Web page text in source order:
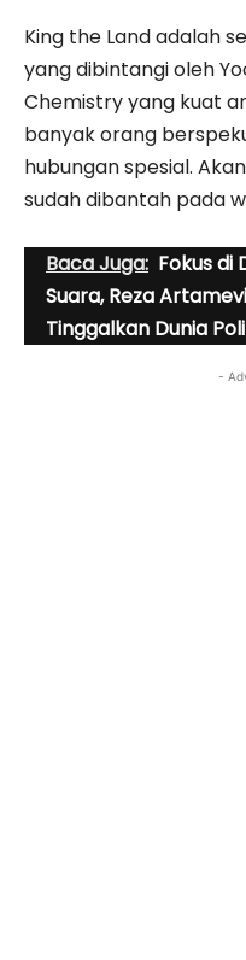
King the Land adalah
yang dibintangi oleh
Chemistry yang kuat
banyak orang
hubungan spesial.
sudah dibantah pada
Baca Juga: Fokus di
Suara, Reza
Tinggalkan Dunia
-